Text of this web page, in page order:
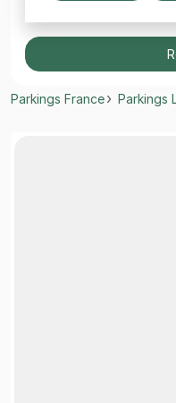
Parkings France Parkings